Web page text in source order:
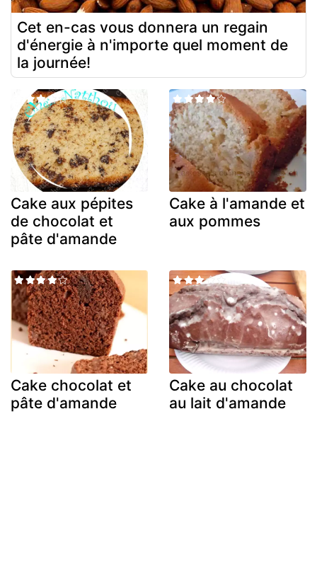
Cet en-cas vous donnera un regain
d'énergie à n'importe quel moment de
la journée!
Cake aux pépites
de chocolat et
pâte d'amande
Cake à l'amande et
aux pommes
Cake chocolat et
pâte d'amande
Cake au chocolat
au lait d'amande